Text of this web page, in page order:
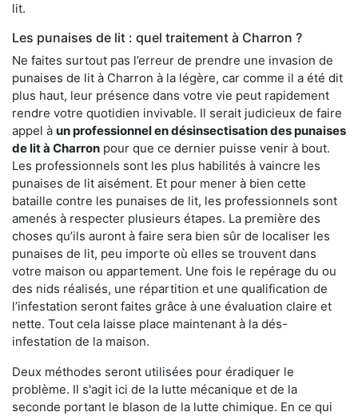
lit.
Les punaises de lit : quel traitement à Charron ?
Ne faites surtout pas l’erreur de prendre une invasion de
punaises de lit à Charron à la légère, car comme il a été dit
plus haut, leur présence dans votre vie peut rapidement
rendre votre quotidien invivable. Il serait judicieux de faire
appel à un professionnel en désinsectisation des punaises
de lit à Charron pour que ce dernier puisse venir à bout.
Les professionnels sont les plus habilités à vaincre les
punaises de lit aisément. Et pour mener à bien cette
bataille contre les punaises de lit, les professionnels sont
amenés à respecter plusieurs étapes. La première des
choses qu’ils auront à faire sera bien sûr de localiser les
punaises de lit, peu importe où elles se trouvent dans
votre maison ou appartement. Une fois le repérage du ou
des nids réalisés, une répartition et une qualification de
l’infestation seront faites grâce à une évaluation claire et
nette. Tout cela laisse place maintenant à la dés-
infestation de la maison.
Deux méthodes seront utilisées pour éradiquer le
problème. Il s'agit ici de la lutte mécanique et de la
seconde portant le blason de la lutte chimique. En ce qui